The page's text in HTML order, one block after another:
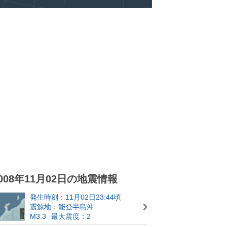
年11月02日の地震情報
発生時刻：11月02日23:44頃
震源地：能登半島沖
M3.3
最大震度：2